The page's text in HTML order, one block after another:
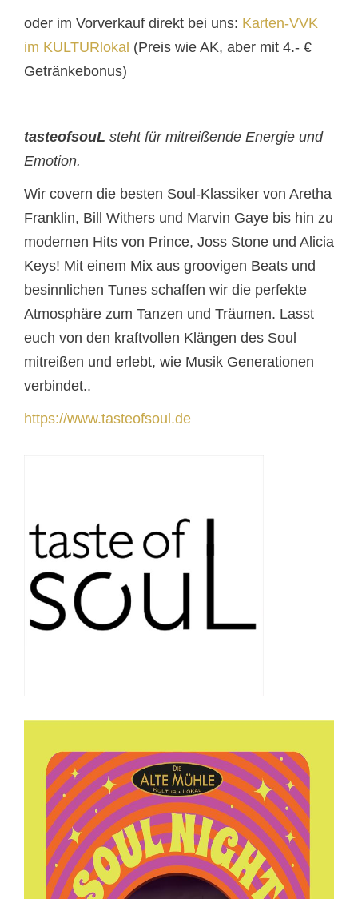
oder im Vorverkauf direkt bei uns: Karten-VVK
im KULTURlokal (Preis wie AK, aber mit 4.- €
Getränkebonus)
tasteofsouL steht für mitreißende Energie und
Emotion.
Wir covern die besten Soul-Klassiker von Aretha
Franklin, Bill Withers und Marvin Gaye bis hin zu
modernen Hits von Prince, Joss Stone und Alicia
Keys! Mit einem Mix aus groovigen Beats und
besinnlichen Tunes schaffen wir die perfekte
Atmosphäre zum Tanzen und Träumen. Lasst
euch von den kraftvollen Klängen des Soul
mitreißen und erlebt, wie Musik Generationen
verbindet..
https://www.tasteofsoul.de